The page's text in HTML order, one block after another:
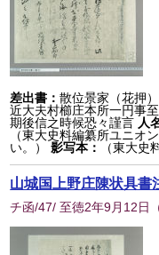
差出書：散位景家（花押）
近大夫村櫛庄本所一円事
期後信之時候恐々謹言 人
（東大史料編纂所ユニオ
い。）
影写本： （東大史
山城国上野庄陳状具書
チ函/47/ 至徳2年9月12日